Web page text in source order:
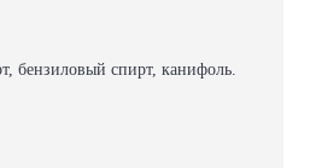
бензиловый спирт, канифоль.